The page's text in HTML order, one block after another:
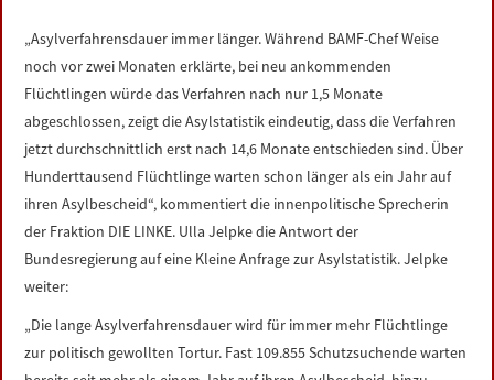
DATENSCHUTZERKLÄRUNG
IMPRESSUM
„Asylverfahrensdauer immer länger. Während BAMF-Chef Weise
noch vor zwei Monaten erklärte, bei neu ankommenden
Flüchtlingen würde das Verfahren nach nur 1,5 Monate
abgeschlossen, zeigt die Asylstatistik eindeutig, dass die Verfahren
jetzt durchschnittlich erst nach 14,6 Monate entschieden sind. Über
Hunderttausend Flüchtlinge warten schon länger als ein Jahr auf
ihren Asylbescheid“, kommentiert die innenpolitische Sprecherin
der Fraktion DIE LINKE. Ulla Jelpke die Antwort der
Bundesregierung auf eine Kleine Anfrage zur Asylstatistik. Jelpke
weiter:
„Die lange Asylverfahrensdauer wird für immer mehr Flüchtlinge
zur politisch gewollten Tortur. Fast 109.855 Schutzsuchende warten